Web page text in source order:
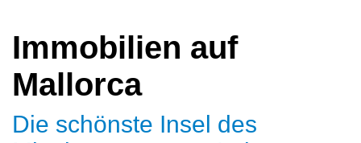
Immobilien auf
Mallorca
Die schönste Insel des